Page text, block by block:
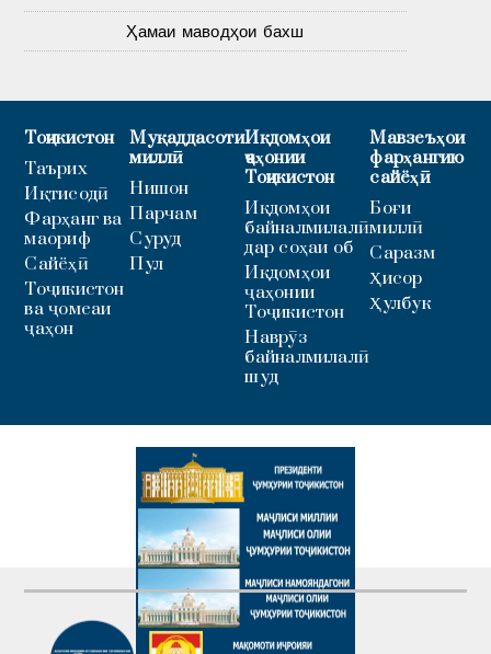
Ҳамаи маводҳои бахш
Тоҷикистон
Таърих
Иқтисодӣ
Фарҳанг ва
маориф
Сайёҳӣ
Тоҷикистон
ва ҷомеаи
ҷаҳон
Муқаддасоти
миллӣ
Нишон
Парчам
Суруд
Пул
Иқдомҳои
ҷаҳонии
Тоҷикистон
Иқдомҳои
байналмилалӣ
дар соҳаи об
Иқдомҳои
ҷаҳонии
Тоҷикистон
Наврӯз
байналмилалӣ
шуд
Мавзеъҳои
фарҳангию
сайёҳӣ
Боғи
миллӣ
Саразм
Ҳисор
Ҳулбук